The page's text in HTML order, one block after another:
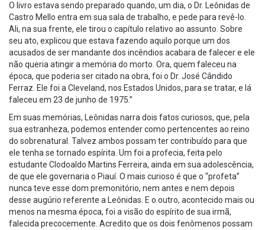
O livro estava sendo preparado quando, um dia, o Dr. Leônidas de
Castro Mello entra em sua sala de trabalho, e pede para revê-lo.
Ali, na sua frente, ele tirou o capítulo relativo ao assunto. Sobre
seu ato, explicou que estava fazendo aquilo porque um dos
acusados de ser mandante dos incêndios acabara de falecer e ele
não queria atingir a memória do morto. Ora, quem faleceu na
época, que poderia ser citado na obra, foi o Dr. José Cândido
Ferraz. Ele foi a Cleveland, nos Estados Unidos, para se tratar, e lá
faleceu em 23 de junho de 1975.”
Em suas memórias, Leônidas narra dois fatos curiosos, que, pela
sua estranheza, podemos entender como pertencentes ao reino
do sobrenatural. Talvez ambos possam ter contribuído para que
ele tenha se tornado espírita. Um foi a profecia, feita pelo
estudante Clodoaldo Martins Ferreira, ainda em sua adolescência,
de que ele governaria o Piauí. O mais curioso é que o “profeta”
nunca teve esse dom premonitório, nem antes e nem depois
desse augúrio referente a Leônidas. E o outro, acontecido mais ou
menos na mesma época, foi a visão do espírito de sua irmã,
falecida precocemente. Acredito que os dois fenômenos possam